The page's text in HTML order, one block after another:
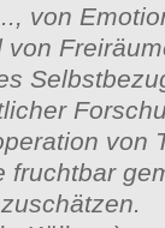
von
von
fruchtbar